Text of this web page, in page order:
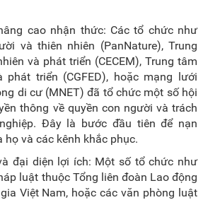
cao nhận thức: Các tổ chức như
và thiên nhiên (PanNature), Trung
và phát triển (CECEM), Trung tâm
phát triển (CGFED), hoặc mạng lưới
di cư (MNET) đã tổ chức một số hội
thông về quyền con người và trách
Đây là bước đầu tiên để nạn
họ và các kênh khắc phục.
đại diện lợi ích: Một số tổ chức như
luật thuộc Tổng liên đoàn Lao động
Việt Nam, hoặc các văn phòng luật